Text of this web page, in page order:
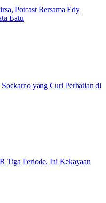
Potcast Bersama Edy
Batu
yang Curi Perhatian di
Tiga Periode, Ini Kekayaan